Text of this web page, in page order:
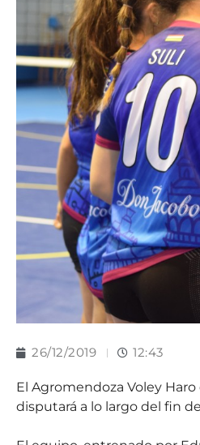
26/12/2019 12:43
El Agromendoza Voley
disputará a lo largo del fin